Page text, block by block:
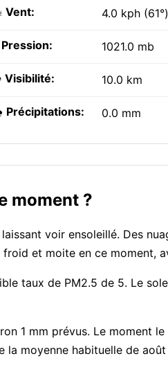
Vent: 4.0 kph (61°)
Pression: 1021.0 mb
Visibilité: 10.0 km
Précipitations: 0.0 mm
moment ?
voir ensoleillé. Des
et moite en ce moment,
taux de PM2.5 de 5. Le
1 mm prévus. Le moment
la moyenne habituelle de